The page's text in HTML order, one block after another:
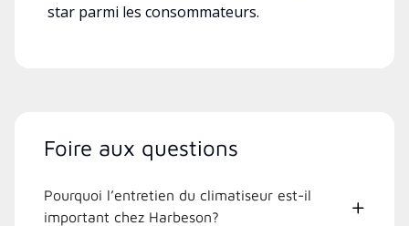
star parmi les consommateurs.
Foire aux questions
Pourquoi l’entretien du climatiseur est-il
important chez Harbeson?